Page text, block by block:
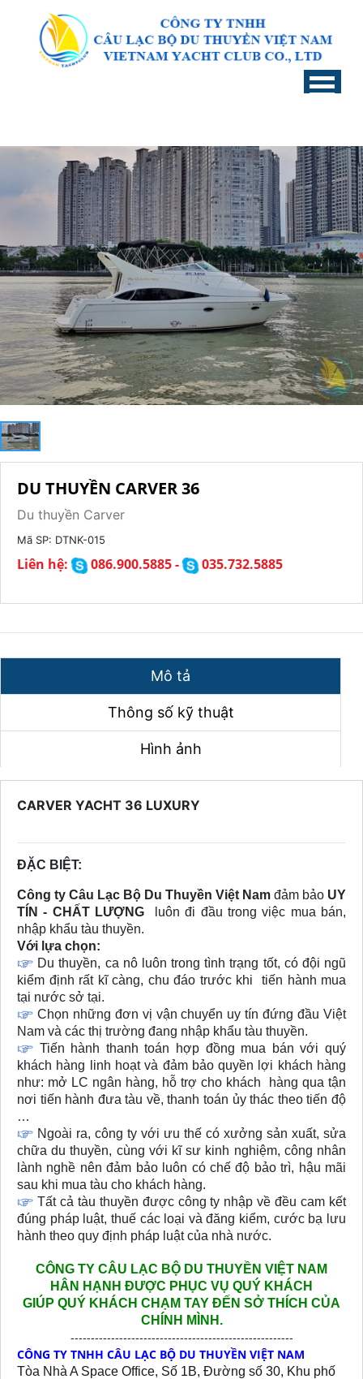
DU THUYỀN CARVER 36
Du thuyền Carver
Mã SP: DTNK-015
Liên hệ: 086.900.5885 - 035.732.5885
Mô tả
Thông số kỹ thuật
Hình ảnh
CARVER YACHT 36 LUXURY
ĐẶC BIỆT:
Công ty Câu Lạc Bộ Du Thuyền Việt Nam đảm bảo UY
TÍN - CHẤT LƯỢNG luôn đi đầu trong việc mua bán,
nhập khẩu tàu thuyền.
Với lựa chọn:
Du thuyền, ca nô luôn trong tình trạng tốt, có đội ngũ
kiểm định rất kĩ càng, chu đáo trước khi tiến hành mua
tại nước sở tại.
Chọn những đơn vị vận chuyển uy tín đứng đầu Việt
Nam và các thị trường đang nhập khẩu tàu thuyền.
Tiến hành thanh toán hợp đồng mua bán với quý
khách hàng linh hoạt và đảm bảo quyền lợi khách hàng
như: mở LC ngân hàng, hỗ trợ cho khách hàng qua tận
nơi tiến hành đưa tàu về, thanh toán ủy thác theo tiến độ
…
Ngoài ra, công ty với ưu thế có xưởng sản xuất, sửa
chữa du thuyền, cùng với kĩ sư kinh nghiệm, công nhân
lành nghề nên đảm bảo luôn có chế độ bảo trì, hậu mãi
sau khi mua tàu cho khách hàng.
Tất cả tàu thuyền được công ty nhập về đều cam kết
đúng pháp luật, thuế các loại và đăng kiểm, cước bạ lưu
hành theo quy định pháp luật của nhà nước.
CÔNG TY CÂU LẠC BỘ DU THUYỀN VIỆT NAM
HÂN HẠNH ĐƯỢC PHỤC VỤ QUÝ KHÁCH
GIÚP QUÝ KHÁCH CHẠM TAY ĐẾN SỞ THÍCH CỦA
CHÍNH MÌNH.
-------------------------------------------------------
CÔNG TY TNHH CÂU LẠC BỘ DU THUYỀN VIỆT NAM
Tòa Nhà A Space Office, Số 1B, Đường số 30, Khu phố